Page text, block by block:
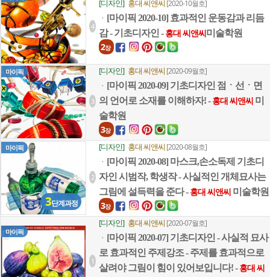
4
[디자인] 홍대 씨앤씨 [2020-10월호]
ㆍ [마이픽 2020-10] 효과적인 운동감과 리듬
감 - 기초디자인 - 홍대 씨앤씨 미술학원
2장
마이픽
3
[디자인] 홍대 씨앤씨 [2020-09월호]
ㆍ [마이픽 2020-09] 기초디자인 점ㆍ선ㆍ면
의 언어로 소재를 이해하자! - 홍대 씨앤씨 미
술학원
3장
3단계과정
마이픽
2
[디자인] 홍대 씨앤씨 [2020-08월호]
ㆍ [마이픽 2020-08] 마스크,손소독제 기초디
자인 시범작, 학생작 - 사실적인 개체묘사는
그림에 설득력을 준다 - 홍대 씨앤씨 미술학원
3장
마이픽
1
[디자인] 홍대 씨앤씨 [2020-07월호]
ㆍ [마이픽 2020-07] 기초디자인 - 사실적 묘사
로 효과적인 주제강조 - 주제를 효과적으로
살려야 그림이 힘이 있어보입니다! - 홍대 씨